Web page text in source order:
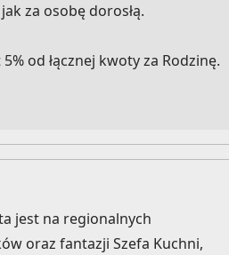
za osobę dorosłą.
od łącznej kwoty za Rodzinę.
jest na regionalnych
oraz fantazji Szefa Kuchni,